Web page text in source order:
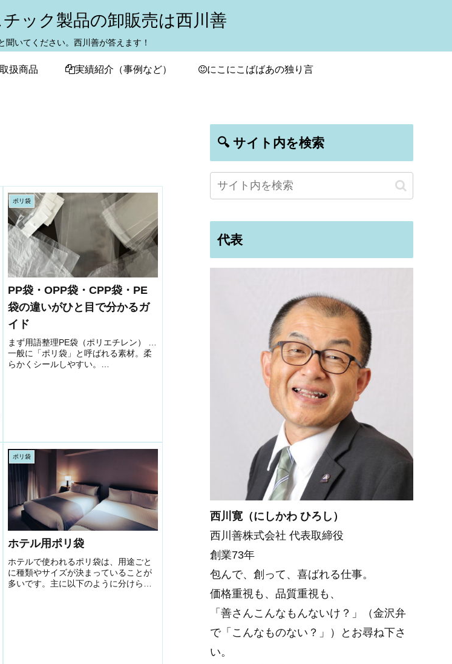
ック製品の卸販売は西川善
聞いてください。西川善が答えます！
扱商品 実績紹介（事例など） にこにこばばあの独り言
ポリ袋
PP袋・OPP袋・CPP袋・PE
袋の違いがひと目で分かるガ
イド
まず用語整理PE袋（ポリエチレン） …
一般に「ポリ袋」と呼ばれる素材。柔
らかくシールしやすい。
ポリ袋
ホテル用ポリ袋
ホテルで使われるポリ袋は、用途ごと
に種類やサイズが決まっていることが
多いです。主に以下のように分けられ
🔍 サイト内を検索
代表
西川寛（にしかわ ひろし）
西川善株式会社 代表取締役
創業73年
包んで、創って、喜ばれる仕事。
価格重視も、品質重視も、
「善さんこんなもんないけ？」（金沢弁
で「こんなものない？」）とお尋ね下さ
い。